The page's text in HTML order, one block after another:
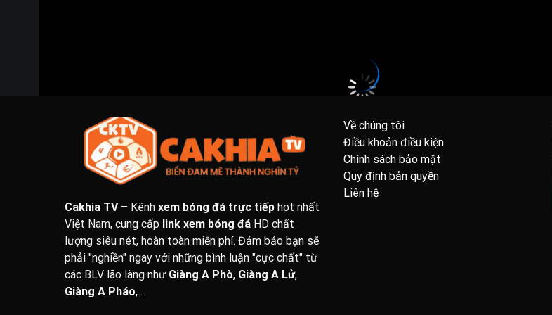
Cakhia TV– Kênh xem bóng đá trực tiếp hot nhất
Việt Nam, cung cấp link xem bóng đá HD chất
lượng siêu nét, hoàn toàn miễn phí. Đảm bảo bạn sẽ
phải "nghiền" ngay với những bình luận "cực chất" từ
các BLV lão làng như Giàng A Phò, Giàng A Lử,
Giàng A Pháo,...
Về chúng tôi
Điều khoản điều kiện
Chính sách bảo mật
Quy định bản quyền
Liên hệ